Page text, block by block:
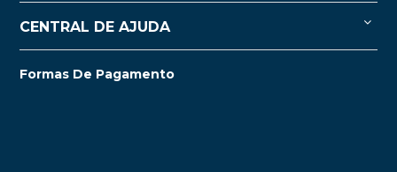
CENTRAL DE AJUDA
Formas De Pagamento